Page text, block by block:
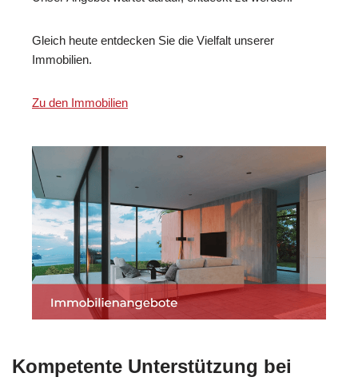
Gleich heute entdecken Sie die Vielfalt unserer
Immobilien.
Zu den Immobilien
Kompetente Unterstützung bei